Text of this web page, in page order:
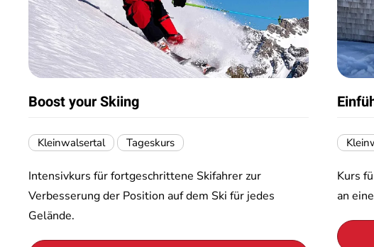
Boost your Skiing
Kleinwalsertal Tageskurs
Intensivkurs für fortgeschrittene Skifahrer zur
Verbesserung der Position auf dem Ski für jedes
Gelände.
Kurs
an